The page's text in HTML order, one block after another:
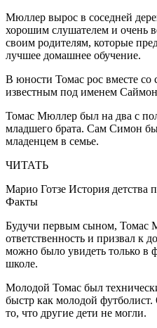
Мюллер вырос в соседней
хорошим слушателем и очень
своим родителям, которые
лучшее домашнее обучение.
В юности Томас рос вместе
известным под именем
Томас Мюллер был на два с
младшего брата. Сам Симон
младенцем в семье.
ЧИТАТЬ
Марио Готзе История детства
Факты
Будучи первым сыном, Томас
ответственность и призвал к
можно было увидеть только в
школе.
Молодой Томас был
быстр как молодой
то, что другие дети не могли.